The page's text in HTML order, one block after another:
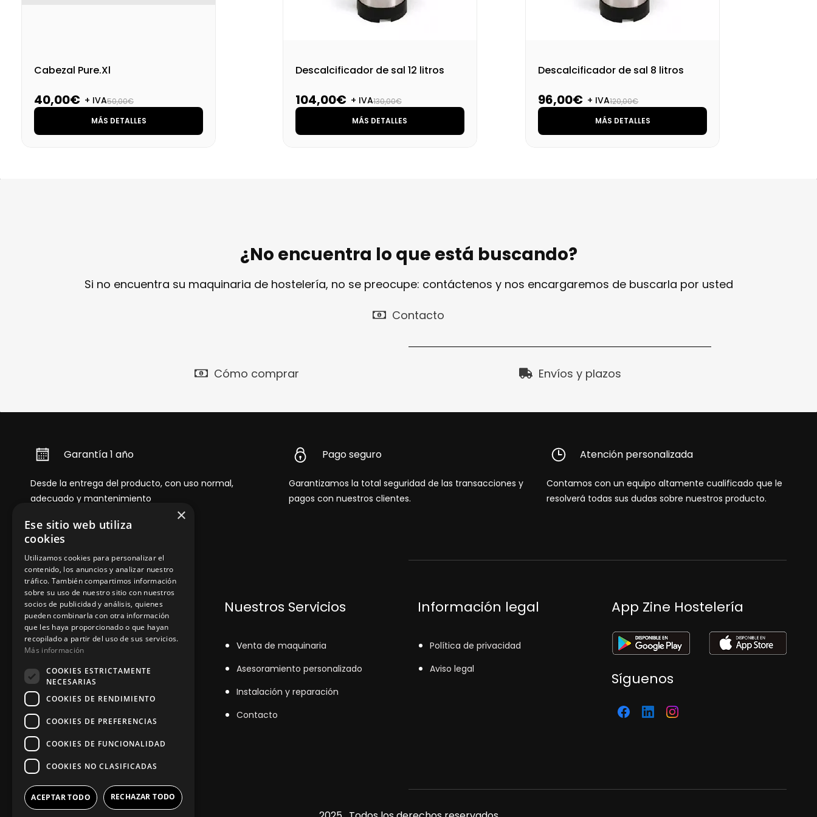
Cabezal Pure.Xl
40,00€ + IVA50,00€
MÁS DETALLES
Descalcificador de sal 12 litros
104,00€ + IVA130,00€
MÁS DETALLES
Descalcificador de sal 8 litros
96,00€ + IVA120,00€
MÁS DETALLES
¿No encuentra lo que está buscando?
Si no encuentra su maquinaria de hostelería, no se preocupe: contáctenos y nos encargaremos de buscarla por usted
Contacto
Cómo comprar Envíos y plazos
Garantía 1 año
Desde la entrega del producto, con uso normal,
adecuado y mantenimiento
Pago seguro
Garantizamos la total seguridad de las transacciones y
pagos con nuestros clientes.
Atención personalizada
Contamos con un equipo altamente cualificado que le
resolverá todas sus dudas sobre nuestros producto.
Dónde encontrarnos
+34871043524
Balears
Nuestros Servicios
Venta de maquinaria
Asesoramiento personalizado
Instalación y reparación
Contacto
Información legal
Política de privacidad
Aviso legal
App Zine Hostelería
Síguenos
×
Ese sitio web utiliza
cookies
Utilizamos cookies para personalizar el
contenido, los anuncios y analizar nuestro
tráfico. También compartimos información
sobre su uso de nuestro sitio con nuestros
socios de publicidad y análisis, quienes
pueden combinarla con otra información
que les haya proporcionado o que hayan
recopilado a partir del uso de sus servicios.
Más información
COOKIES ESTRICTAMENTE
NECESARIAS
COOKIES DE RENDIMIENTO
COOKIES DE PREFERENCIAS
COOKIES DE FUNCIONALIDAD
COOKIES NO CLASIFICADAS
ACEPTAR TODO RECHAZAR TODO